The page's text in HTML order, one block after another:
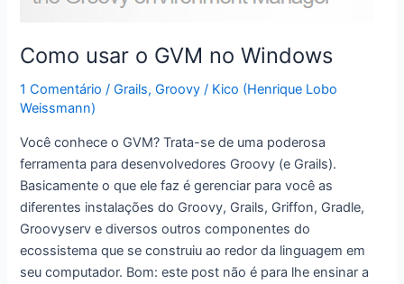
Spring!
Como usar o GVM no Windows
1 Comentário /Grails,Groovy / Kico (Henrique Lobo
Weissmann)
Você conhece o GVM? Trata-se de uma poderosa
ferramenta para desenvolvedores Groovy (e Grails).
Basicamente o que ele faz é gerenciar para você as
diferentes instalações do Groovy, Grails, Griffon, Gradle,
Groovyserv e diversos outros componentes do
ecossistema que se construiu ao redor da linguagem em
seu computador. Bom: este post não é para lhe ensinar a